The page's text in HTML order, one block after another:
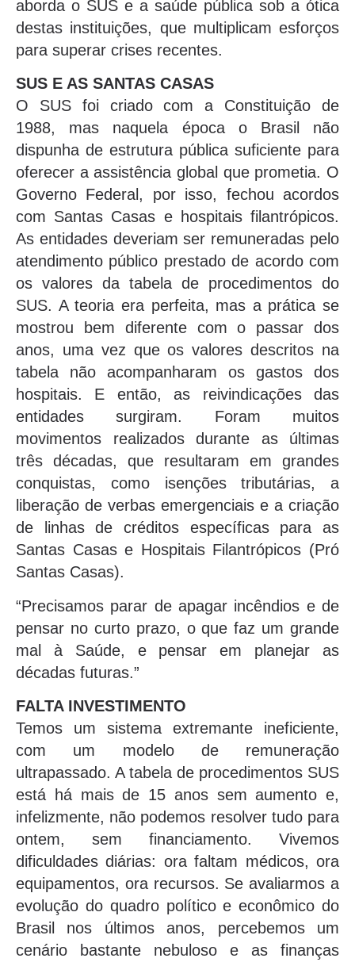
aborda o SUS e a saúde pública sob a ótica
destas instituições, que multiplicam esforços
para superar crises recentes.
SUS E AS SANTAS CASAS
O SUS foi criado com a Constituição de
1988, mas naquela época o Brasil não
dispunha de estrutura pública suficiente para
oferecer a assistência global que prometia. O
Governo Federal, por isso, fechou acordos
com Santas Casas e hospitais filantrópicos.
As entidades deveriam ser remuneradas pelo
atendimento público prestado de acordo com
os valores da tabela de procedimentos do
SUS. A teoria era perfeita, mas a prática se
mostrou bem diferente com o passar dos
anos, uma vez que os valores descritos na
tabela não acompanharam os gastos dos
hospitais. E então, as reivindicações das
entidades surgiram. Foram muitos
movimentos realizados durante as últimas
três décadas, que resultaram em grandes
conquistas, como isenções tributárias, a
liberação de verbas emergenciais e a criação
de linhas de créditos específicas para as
Santas Casas e Hospitais Filantrópicos (Pró
Santas Casas).
“Precisamos parar de apagar incêndios e de
pensar no curto prazo, o que faz um grande
mal à Saúde, e pensar em planejar as
décadas futuras.”
FALTA INVESTIMENTO
Temos um sistema extremante ineficiente,
com um modelo de remuneração
ultrapassado. A tabela de procedimentos SUS
está há mais de 15 anos sem aumento e,
infelizmente, não podemos resolver tudo para
ontem, sem financiamento. Vivemos
dificuldades diárias: ora faltam médicos, ora
equipamentos, ora recursos. Se avaliarmos a
evolução do quadro político e econômico do
Brasil nos últimos anos, percebemos um
cenário bastante nebuloso e as finanças